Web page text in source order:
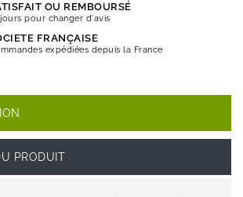
OU REMBOURSÉ
jours pour changer d'avis
FRANÇAISE
expédiées depuis la France
PRODUIT